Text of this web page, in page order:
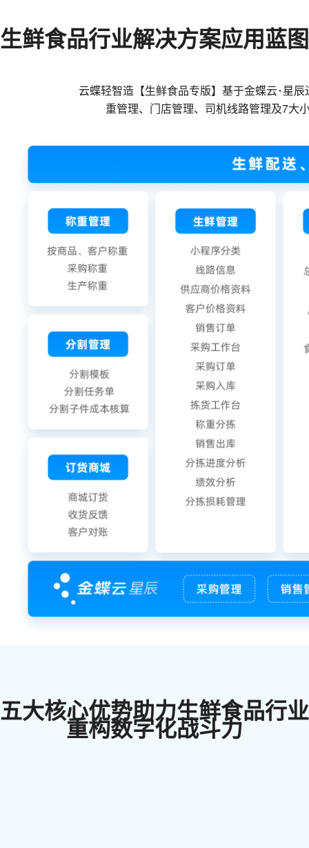
生鲜食品行业解决方案应用蓝图
云蝶轻智造【生鲜食品专版】基于金蝶云･星
重管理、门店管理、司机线路管理及7大
五大核心优势助力生鲜食品行业
重构数字化战斗力